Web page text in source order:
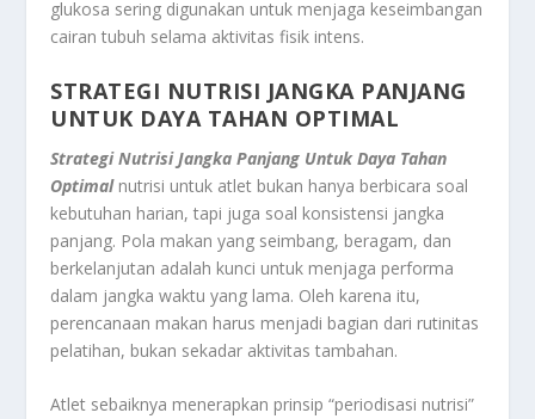
glukosa sering digunakan untuk menjaga keseimbangan
cairan tubuh selama aktivitas fisik intens.
STRATEGI NUTRISI JANGKA PANJANG
UNTUK DAYA TAHAN OPTIMAL
Strategi Nutrisi Jangka Panjang Untuk Daya Tahan
Optimal nutrisi untuk atlet bukan hanya berbicara soal
kebutuhan harian, tapi juga soal konsistensi jangka
panjang. Pola makan yang seimbang, beragam, dan
berkelanjutan adalah kunci untuk menjaga performa
dalam jangka waktu yang lama. Oleh karena itu,
perencanaan makan harus menjadi bagian dari rutinitas
pelatihan, bukan sekadar aktivitas tambahan.
Atlet sebaiknya menerapkan prinsip “periodisasi nutrisi”